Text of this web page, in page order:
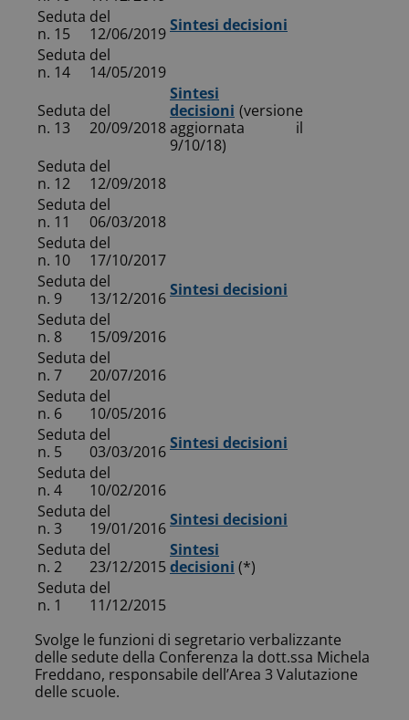
Seduta
n. 15
del
12/06/2019Sintesi decisioni
Seduta
n. 14
del
14/05/2019
Seduta
n. 13
del
20/09/2018
Sintesi
decisioni (versione
aggiornata il
9/10/18)
Seduta
n. 12
del
12/09/2018
Seduta
n. 11
del
06/03/2018
Seduta
n. 10
del
17/10/2017
Seduta
n. 9
del
13/12/2016Sintesi decisioni
Seduta
n. 8
del
15/09/2016
Seduta
n. 7
del
20/07/2016
Seduta
n. 6
del
10/05/2016
Seduta
n. 5
del
03/03/2016Sintesi decisioni
Seduta
n. 4
del
10/02/2016
Seduta
n. 3
del
19/01/2016Sintesi decisioni
Seduta
n. 2
del
23/12/2015
Sintesi
decisioni (*)
Seduta
n. 1
del
11/12/2015
Svolge le funzioni di segretario verbalizzante
delle sedute della Conferenza la dott.ssa Michela
Freddano, responsabile dell’Area 3 Valutazione
delle scuole.